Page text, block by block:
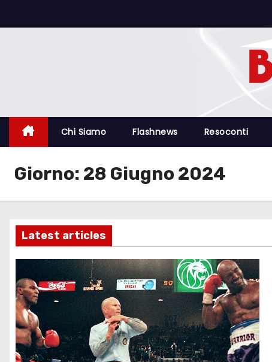
a
Chi Siamo Flashnews Resoconti
Giorno: 28 Giugno 2024
Latest articles